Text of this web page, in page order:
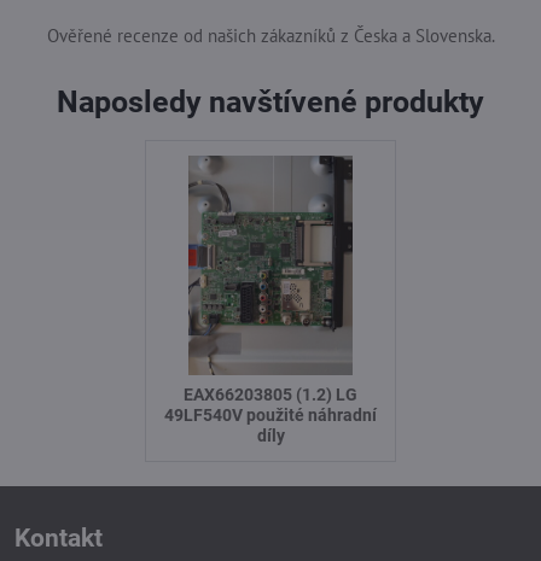
Ověřené recenze od našich zákazníků z Česka a Slovenska.
Naposledy navštívené produkty
EAX66203805 (1.2) LG
49LF540V použité náhradní
díly
Kontakt